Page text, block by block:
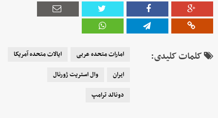
کلمات کلیدی: امارات متحده عربی
ایالات متحده آمریکا
ایران
وال استریت ژورنال
دونالد ترامپ